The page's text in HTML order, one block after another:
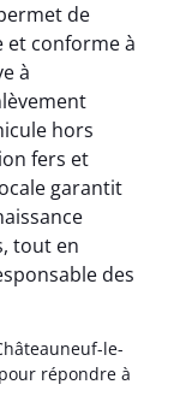
de
et conforme à
à
hors
fers et
garantit
tout en
des
le-
répondre à